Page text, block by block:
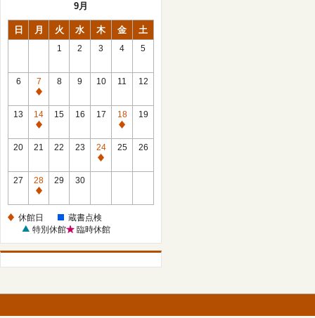
9月
日 月 火 水 木 金 土
1 2 3 4 5
6
7
休
館
日
8 9 10 11 12
13
14
休
館
15 16 17
18
休
館
19
20 21 22 23
24
休
25 26
27
28
休
日
29 30
休館日
蔵書点検
特別休館
臨時休館